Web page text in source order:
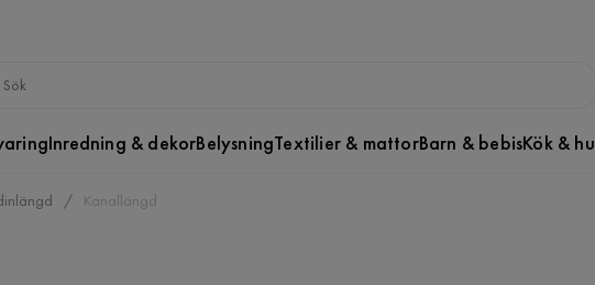
Inredning & dekorBelysningTextilier & mattorBarn & bebisKök &
Kanallängd